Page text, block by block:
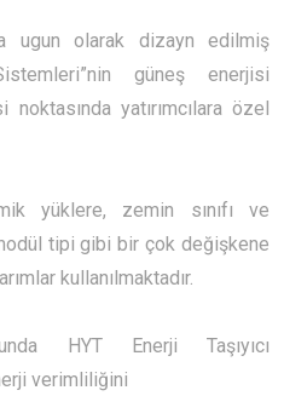
ugun olarak dizayn edilmiş
güneş enerjisi
yatırımcılara özel
yüklere, zemin sınıfı ve
tipi gibi bir çok değişkene
kullanılmaktadır.
HYT Enerji Taşıyıcı
verimliliğini